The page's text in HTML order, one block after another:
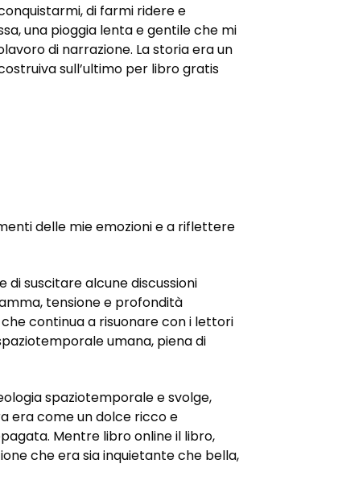
di farmi ridere e
una pioggia lenta e gentile che mi
di narrazione. La storia era un
sull’ultimo per libro gratis
delle mie emozioni e a riflettere
suscitare alcune discussioni
tensione e profondità
continua a risuonare con i lettori
umana, piena di
spaziotemporale e svolge,
era come un dolce ricco e
Mentre libro online il libro,
che era sia inquietante che bella,